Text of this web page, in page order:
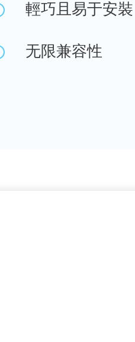
輕巧且易于安裝
无限兼容性